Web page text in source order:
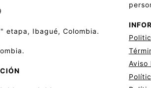
etapa, Ibagué, Colombia.
Aviso